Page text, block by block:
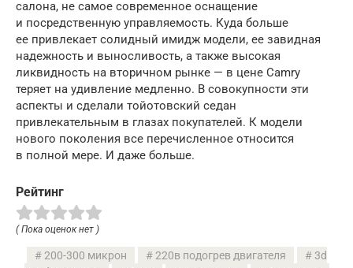
салона, не самое современное оснащение
и посредственную управляемость. Куда больше
ее привлекает солидный имидж модели, ее завидная
надежность и выносливость, а также высокая
ликвидность на вторичном рынке — в цене Camry
теряет на удивление медленно. В совокупности эти
аспекты и сделали тойотовский седан
привлекательным в глазах покупателей. К модели
нового поколения все перечисленное относится
в полной мере. И даже больше.
Рейтинг
( Пока оценок нет )
200-300 микрон 220в подогрев двигателя
3d